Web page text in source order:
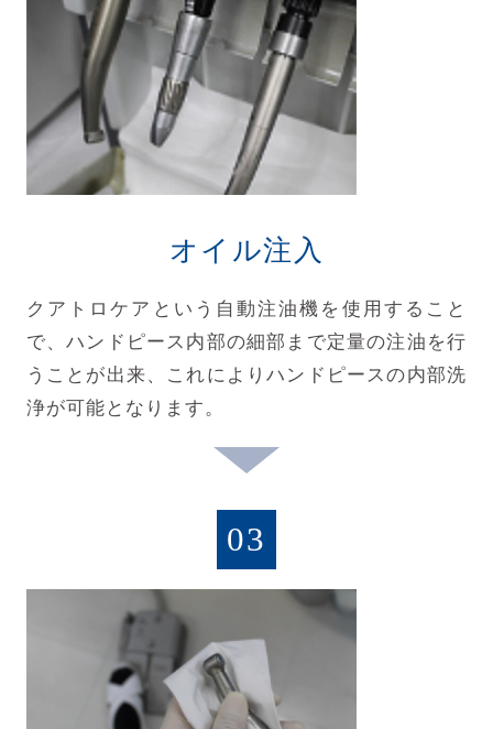
オイル注入
クアトロケアという自動注油機を使用すること
で、ハンドピース内部の細部まで定量の注油を行
うことが出来、これによりハンドピースの内部洗
浄が可能となります。
03